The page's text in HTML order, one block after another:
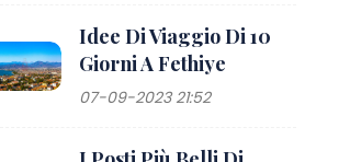
Idee Di Viaggio Di 10
Giorni A Fethiye
07-09-2023 21:52